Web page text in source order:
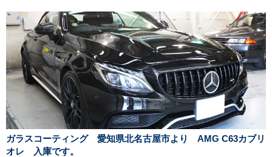
ガラスコーティング 愛知県北名古屋市より AMG C63カブリ
オレ 入庫です。